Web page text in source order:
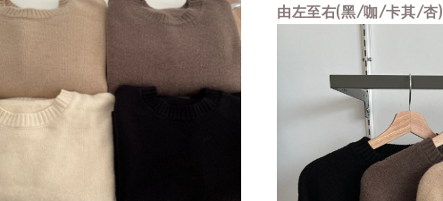
由左至右(黑/咖/卡其/杏)